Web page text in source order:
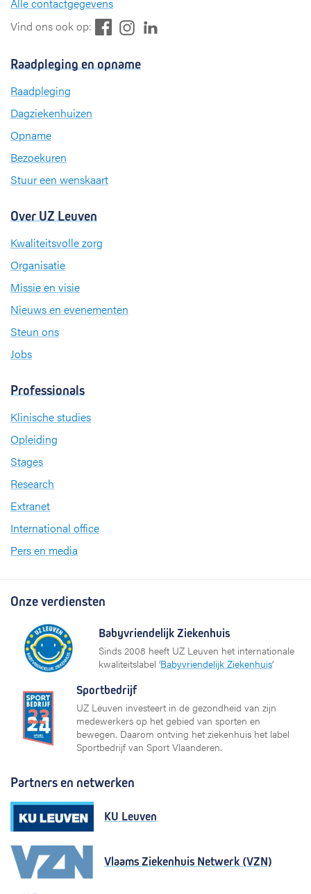
Vind ons ook op:
e
t
Raadpleging en opname
Raadpleging
Dagziekenhuizen
Opname
Bezoekuren
Stuur een wenskaart
Over UZ Leuven
Kwaliteitsvolle zorg
Organisatie
Missie en visie
Nieuws en evenementen
Steun ons
Jobs
Professionals
Klinische studies
Opleiding
Stages
Research
Extranet
International office
Pers en media
Onze verdiensten
Babyvriendelijk Ziekenhuis
Sinds 2008 heeft UZ Leuven het internationale
kwaliteitslabel ‘Babyvriendelijk Ziekenhuis’
Sportbedrijf
UZ Leuven investeert in de gezondheid van zijn
medewerkers op het gebied van sporten en
bewegen. Daarom ontving het ziekenhuis het label
Sportbedrijf van Sport Vlaanderen.
Partners en netwerken
KU Leuven
Vlaams Ziekenhuis Netwerk (VZN)